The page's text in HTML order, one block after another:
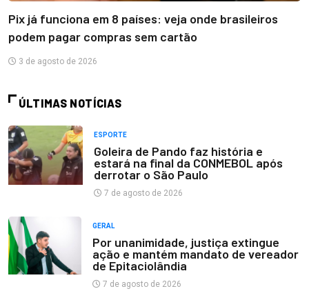
Pix já funciona em 8 países: veja onde brasileiros
podem pagar compras sem cartão
3 de agosto de 2026
ÚLTIMAS NOTÍCIAS
ESPORTE
Goleira de Pando faz história e
estará na final da CONMEBOL após
derrotar o São Paulo
7 de agosto de 2026
GERAL
Por unanimidade, justiça extingue
ação e mantém mandato de vereador
de Epitaciolândia
7 de agosto de 2026